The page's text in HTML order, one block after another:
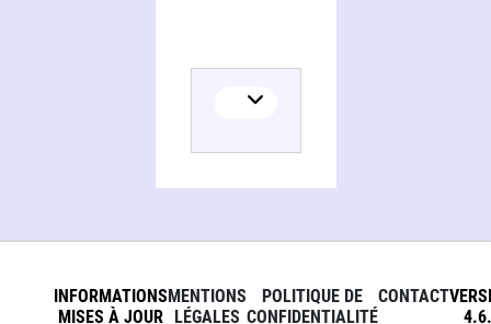
INFORMATIONS
MISES À JOUR
MENTIONS
LÉGALES
POLITIQUE DE
CONFIDENTIALITÉ
CONTACT